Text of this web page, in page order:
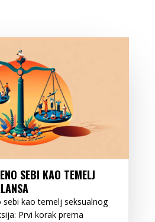
SEBI KAO TEMELJ
sebi kao temelj seksualnog
Prvi korak prema